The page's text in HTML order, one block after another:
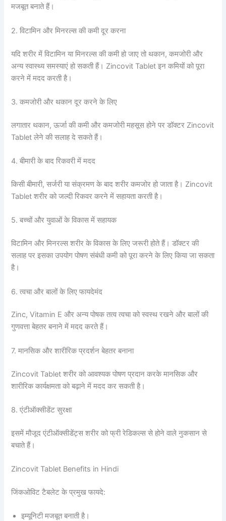
मजबूत बनाते हैं।
2. विटामिन और मिनरल्स की कमी दूर करना
यदि शरीर में विटामिन या मिनरल्स की कमी हो जाए तो थकान, कमजोरी और
अन्य स्वास्थ्य समस्याएं हो सकती हैं। Zincovit Tablet इन कमियों को पूरा
करने में मदद करती है।
3. कमजोरी और थकान दूर करने के लिए
लगातार थकान, ऊर्जा की कमी और कमजोरी महसूस होने पर डॉक्टर Zincovit
Tablet लेने की सलाह दे सकते हैं।
4. बीमारी के बाद रिकवरी में मदद
किसी बीमारी, सर्जरी या संक्रमण के बाद शरीर कमजोर हो जाता है। Zincovit
Tablet शरीर को जल्दी रिकवर करने में सहायता करती है।
5. बच्चों और युवाओं के विकास में सहायक
विटामिन और मिनरल्स शरीर के विकास के लिए जरूरी होते हैं। डॉक्टर की
सलाह पर इसका उपयोग पोषण संबंधी कमी को पूरा करने के लिए किया जा सकता
है।
6. त्वचा और बालों के लिए फायदेमंद
Zinc, Vitamin E और अन्य पोषक तत्व त्वचा को स्वस्थ रखने और बालों की
गुणवत्ता बेहतर बनाने में मदद करते हैं।
7. मानसिक और शारीरिक प्रदर्शन बेहतर बनाना
Zincovit Tablet शरीर को आवश्यक पोषण प्रदान करके मानसिक और
शारीरिक कार्यक्षमता को बढ़ाने में मदद कर सकती है।
8. एंटीऑक्सीडेंट सुरक्षा
इसमें मौजूद एंटीऑक्सीडेंट्स शरीर को फ्री रेडिकल्स से होने वाले नुकसान से
बचाते हैं।
Zincovit Tablet Benefits in Hindi
जिंकओविट टैबलेट के प्रमुख फायदे:
इम्यूनिटी मजबूत बनाती है।